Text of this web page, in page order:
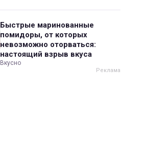
Быстрые маринованные
помидоры, от которых
невозможно оторваться:
настоящий взрыв вкуса
Вкусно